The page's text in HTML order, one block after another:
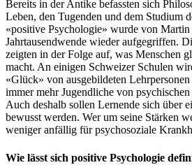
Bereits in der Antike befassten sich
Leben, den Tugenden und dem Studium
«positive Psychologie» wurde von
Jahrtausendwende wieder aufgegriffen.
zeigten in der Folge auf, was Menschen
macht. An einigen Schweizer Schulen
«Glück» von ausgebildeten
immer mehr Jugendliche von
Auch deshalb sollen Lernende sich über
bewusst werden. Wer um seine Stärken
weniger anfällig für psychosoziale
Wie lässt sich positive Psychologie